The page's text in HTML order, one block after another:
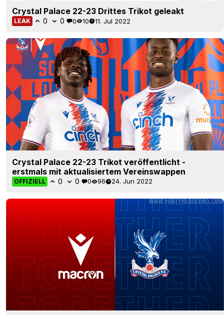
Crystal Palace 22-23 Drittes Trikot geleakt
LEAK 0 0 0 10 11. Jul 2022
Crystal Palace 22-23 Trikot veröffentlicht -
erstmals mit aktualisiertem Vereinswappen
OFFIZIELL 0 0 0 96 24. Jun 2022